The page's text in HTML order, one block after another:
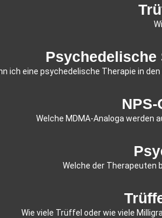
Psychedelische
ich eine psychedelische Therapie in
Welche MDMA-Analoga werden
Welche der Therapeuten
Wie viele Trüffel oder wie viele